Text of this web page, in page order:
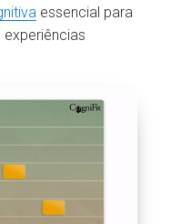
essencial para